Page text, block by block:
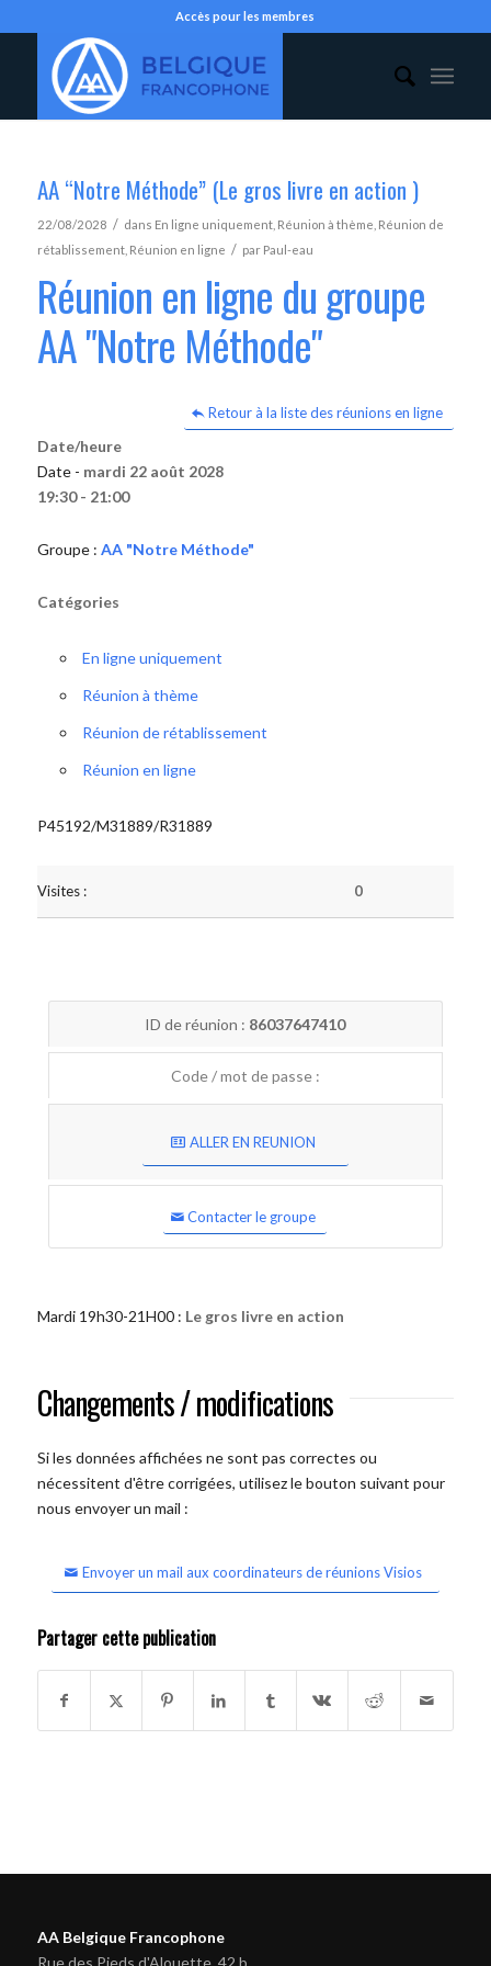
Accès pour les membres
AA “Notre Méthode” (Le gros livre en action )
22/08/2028 / dans En ligne uniquement, Réunion à thème Réunion de
rétablissement, Réunion en ligne / par Paul-eau
Réunion en ligne du groupe
AA "Notre Méthode"
Retour à la liste des réunions en ligne
Date/heure
Date - mardi 22 août 2028
19:30 - 21:00
Groupe : AA "Notre Méthode"
Catégories
En ligne uniquement
Réunion à thème
Réunion de rétablissement
Réunion en ligne
P45192/M31889/R31889
Visites : 0
ID de réunion : 86037647410
Code / mot de passe :
ALLER EN REUNION
Contacter le groupe
Mardi 19h30-21H00 : Le gros livre en action
Changements / modifications
Si les données affichées ne sont pas correctes ou
nécessitent d'être corrigées, utilisez le bouton suivant pour
nous envoyer un mail :
Envoyer un mail aux coordinateurs de réunions Visios
Partager cette publication
AA Belgique Francophone
Rue des Pieds d'Alouette, 42 b